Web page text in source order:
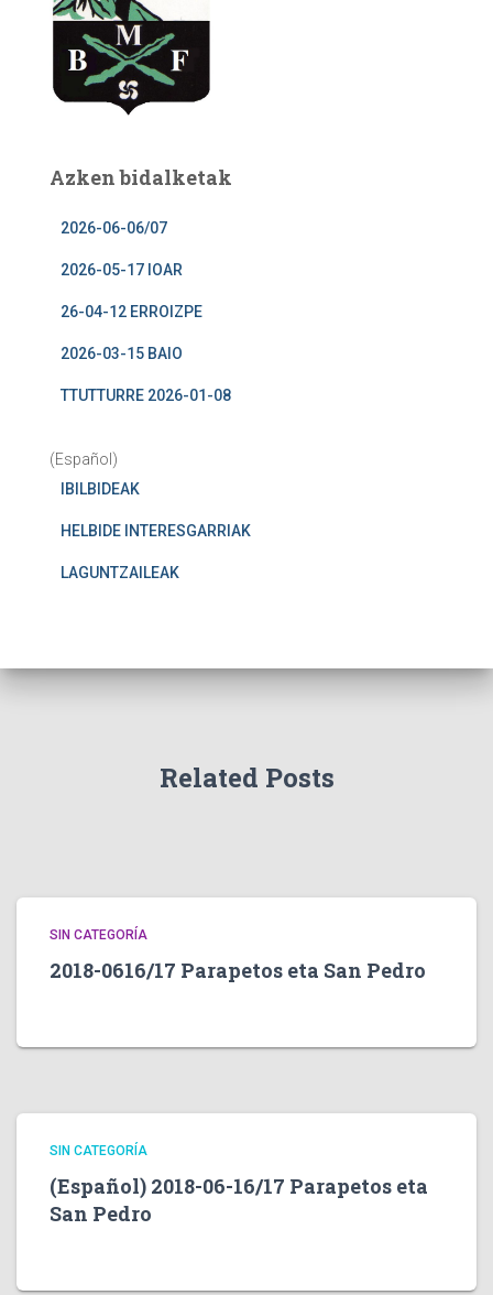
Azken bidalketak
2026-06-06/07
2026-05-17 IOAR
26-04-12 ERROIZPE
2026-03-15 BAIO
TTUTTURRE 2026-01-08
(Español)
IBILBIDEAK
HELBIDE INTERESGARRIAK
LAGUNTZAILEAK
Related Posts
SIN CATEGORÍA
2018-0616/17 Parapetos eta San Pedro
SIN CATEGORÍA
(Español) 2018-06-16/17 Parapetos eta
San Pedro